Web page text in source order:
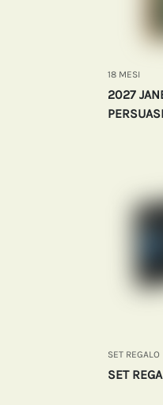
18 MESI
2027
SET REGALO
SET